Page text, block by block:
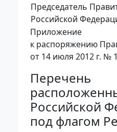
Председатель
Российской
Приложение
к распоряжению
от 14 июля 2012 г. №
Перечень
Российской
под флагом